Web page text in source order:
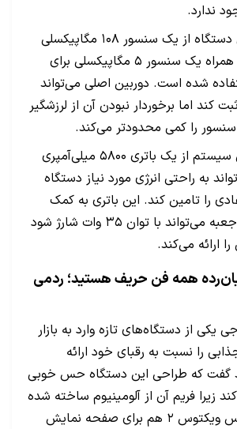
ندارد.
در ماژول دوربین این دستگاه از یک سنسور ۱۰۸ مگاپیکسلی
برای دوربین اصلی به همراه یک سنسور ۵ مگاپیکسلی برای
شده است. دوربین اصلی می‌تواند
کند اما برخوردار نبودن آن از لرزشگیر
سنسور را کمی محدود‌تر می‌کند.
برای تامین انرژی این سیستم از یک باتری ۵۸۰۰ میلی‌آمپری
به راحتی انرژی مورد نیاز دستگاه
عادی را تامین کند. این باتری به کمک
آداپتور ارائه شده در جعبه می‌تواند با توان ۳۵ وات شارژ شود
ارائه می‌کند.
همه فن حریف هستید؛ ردمی
ردمی نوت ۱۴ پرو ۴ جی یکی از دستگاه‌های تازه وارد به بازار
را نسبت به رقبای خود ارائه
گفت که طراحی این دستگاه حس خوبی
زیرا فریم آن از آلومینیوم ساخته شده
و از پوشش گوریلا گلس ویکتوس ۲ هم برای صفحه نمایش